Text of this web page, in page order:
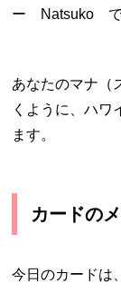
ー Natsuko で
あなたのマナ（
くように、ハワ
ます。
カードの
今日のカードは